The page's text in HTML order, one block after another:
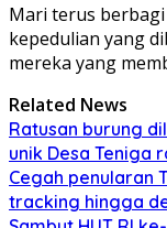
Mari terus
kepedulian yang
mereka yang
Related News
Ratusan burung
unik Desa Teniga
Cegah penularan
tracking hingga